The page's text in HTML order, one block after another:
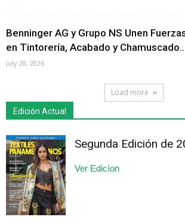
Benninger AG y Grupo NS Unen
en Tintorería, Acabado y
July 28, 2026
Load more
Edición Actual
Segunda Edición de
Ver Edicíon